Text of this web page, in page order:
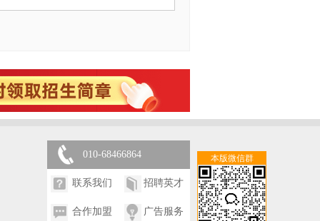
本版微信群
010-68466864
联系我们 招聘英才
合作加盟 广告服务